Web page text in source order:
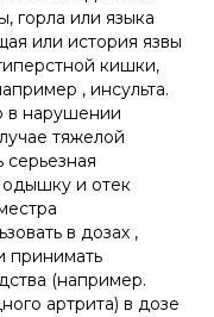
горла или языка
или история язвы
кишки,
, инсульта.
в нарушении
тяжелой
серьезная
одышку и отек
в дозах ,
принимать
(например.
артрита) в дозе